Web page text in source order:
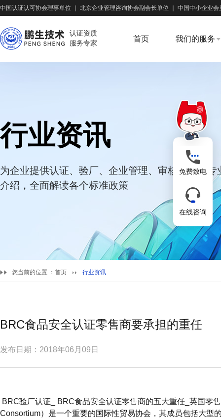
中国认证认可协会理事单位 北京企业管理咨询协会副会长单位 中国中小企业会
认证资质
服务专家
首页 我们的服务
行业资讯
为企业提供认证、验厂、企业管理、审核培训等专
介绍，全面解读各个标准政策
您当前的位置 ： 首页 行业资讯
BRC食品安全认证零售商要承担的重任
发布日期：2018年06月09日
BRC验厂认证_ BRC食品安全认证零售商的五大重任_英国零
Consortium）是一个重要的国际性贸易协会，其成员包括大型
免费致电
在线咨询